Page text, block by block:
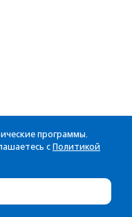
программы.
с Политикой